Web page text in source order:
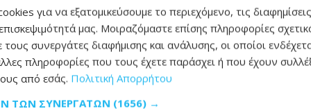
της παροχής νερού και ρεύματος και
ιδιοκτησίας της οικοδομής, στις
μέτρα εντός του καθορισμένου χρονικού
για να εξατομικεύσουμε το περιεχόμενο, τις
μας. Μοιραζόμαστε επίσης πληροφορίες
συνεργάτες διαφήμισης και ανάλυσης, οι οποίοι
πληροφορίες που τους έχετε παράσχει ή που έχουν
από εσάς. Πολιτική Απορρήτου
ΤΩΝ ΣΥΝΕΡΓΑΤΏΝ (1656) →